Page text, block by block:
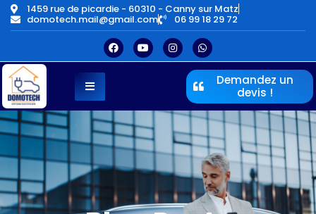
1459 rue de picardie - 60310 - Canny sur Matz
domotech.mail@gmail.com 06 99 18 29 72
Demandez un
devis !